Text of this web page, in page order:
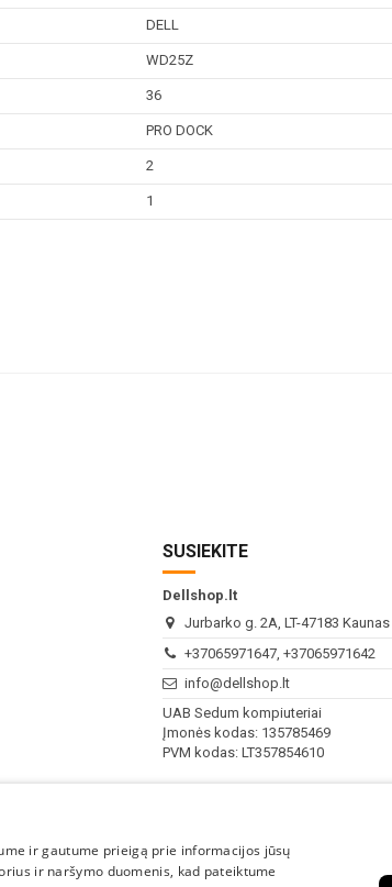
DELL
WD25Z
36
PRO DOCK
2
1
SUSIEKITE
Dellshop.lt
Jurbarko g. 2A, LT-47183
+37065971647, +37065971642
info@dellshop.lt
UAB Sedum kompiuteriai
Įmonės kodas: 135785469
PVM kodas: LT357854610
VI-VIINedirbame
ir gautume prieigą prie informacijos jūsų
ir naršymo duomenis, kad pateiktume